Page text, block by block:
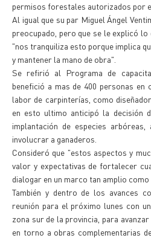
permisos forestales autorizados por
Al igual que su par Miguel Ángel
preocupado, pero que se le explicó
"nos tranquiliza esto porque implica
y mantener la mano de obra".
Se refirió al Programa de
benefició a mas de 400 personas en
labor de carpinterías, como
en esto ultimo anticipó la decisión
implantación de especies
involucrar a ganaderos.
Consideró que "estos aspectos y
valor y expectativas de fortalecer
dialogar en un marco tan amplio como
También y dentro de los avances
reunión para el próximo lunes con
zona sur de la provincia, para
en torno a obras complementarias